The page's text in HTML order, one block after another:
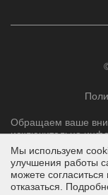
Обращаем ваше
исключительно
ни при каких
определяемой
кодекса РФ.
Мы используем
улучшения работы
можете согласиться
отказаться.